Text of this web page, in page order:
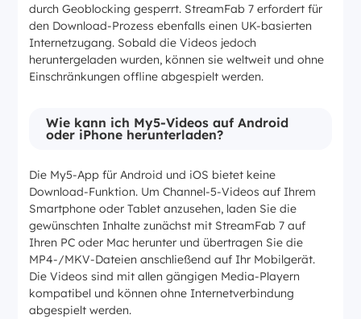
durch Geoblocking gesperrt. StreamFab 7 erfordert für
den Download-Prozess ebenfalls einen UK-basierten
Internetzugang. Sobald die Videos jedoch
heruntergeladen wurden, können sie weltweit und ohne
Einschränkungen offline abgespielt werden.
Wie kann ich My5-Videos auf Android
oder iPhone herunterladen?
Die My5-App für Android und iOS bietet keine
Download-Funktion. Um Channel-5-Videos auf Ihrem
Smartphone oder Tablet anzusehen, laden Sie die
gewünschten Inhalte zunächst mit StreamFab 7 auf
Ihren PC oder Mac herunter und übertragen Sie die
MP4-/MKV-Dateien anschließend auf Ihr Mobilgerät.
Die Videos sind mit allen gängigen Media-Playern
kompatibel und können ohne Internetverbindung
abgespielt werden.